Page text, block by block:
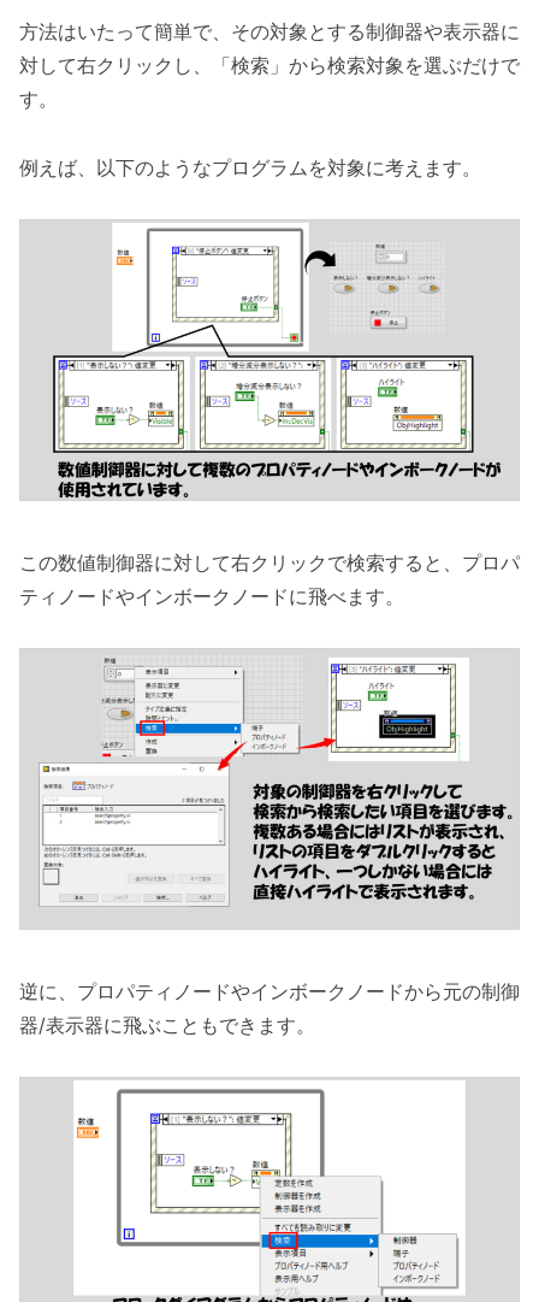
方法はいたって簡単で、その対象とする制御器や表示器に
対して右クリックし、「検索」から検索対象を選ぶだけで
す。
例えば、以下のようなプログラムを対象に考えます。
この数値制御器に対して右クリックで検索すると、プロパ
ティノードやインボークノードに飛べます。
逆に、プロパティノードやインボークノードから元の制御
器/表示器に飛ぶこともできます。